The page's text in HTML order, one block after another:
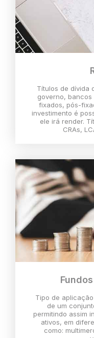
Títulos de dívida
governo, bancos
fixados, pós-
investimento é
ele irá render.
CRAs,
Tipo de
de um
permitindo assim
ativos, em
como: